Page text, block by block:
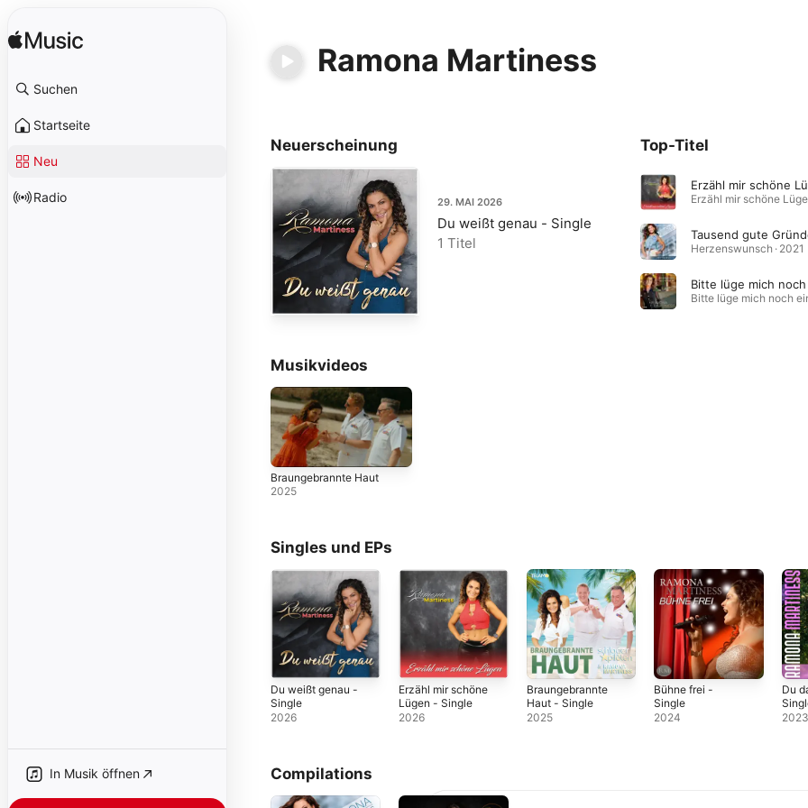
Suchen
Startseite
Neu
Radio
In Musik öffnen
Ramona Martiness
Neuerscheinung
29. MAI 2026
Du weißt genau - Single
1 Titel
Top-Titel
Erzähl mir schöne
Tausend gute
Herzenswunsch · 2021
Musikvideos
Braungebrannte Haut
2025
Singles und EPs
Du weißt genau -
Single
2026
Erzähl mir schöne
Lügen - Single
2026
Braungebrannte
Haut - Single
2025
Bühne frei -
Single
2024
Du
2023
Compilations